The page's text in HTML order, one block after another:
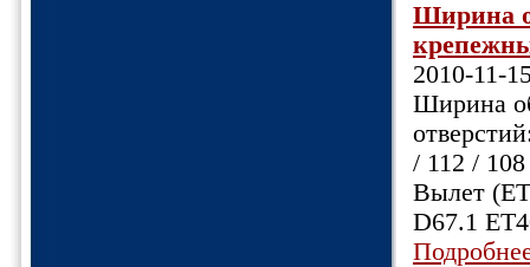
Ширина
2010-11-
Ширина
/ 112 /
Вылет
D67.1